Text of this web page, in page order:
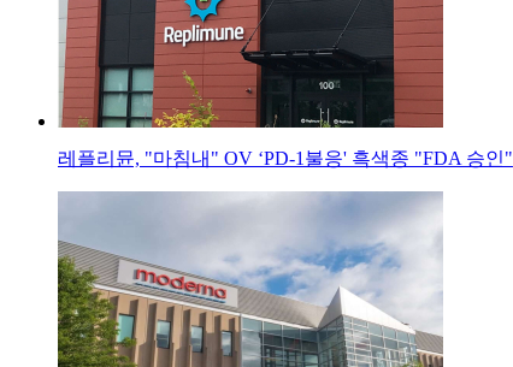
레플리뮨, "마침내" OV ‘PD-1불응' 흑색종 "FDA 승인"